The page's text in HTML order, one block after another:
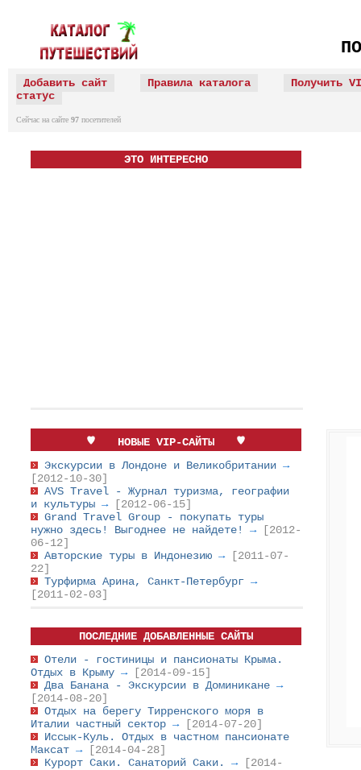
Добавить сайт Правила каталога
Получить
статус
Сейчас на сайте 97 посетителей
ЭТО ИНТЕРЕСНО
НОВЫЕ VIP-САЙТЫ
Экскурсии в Лондоне и Великобритании →
[2012-10-30]
AVS Travel - Журнал туризма, географии
и культуры →
[2012-06-15]
Grand Travel Group - покупать туры
нужно здесь! Выгоднее не найдете! →
[2012-
06-12]
Авторские туры в Индонезию →
[2011-07-
22]
Турфирма Арина, Санкт-Петербург →
[2011-02-03]
ПОСЛЕДНИЕ ДОБАВЛЕННЫЕ САЙТЫ
Отели - гостиницы и пансионаты Крыма.
Отдых в Крыму →
[2014-09-15]
Два Банана - Экскурсии в Доминикане →
[2014-08-20]
Отдых на берегу Тирренского моря в
Италии частный сектор →
[2014-07-20]
Иссык-Куль. Отдых в частном пансионате
Максат →
[2014-04-28]
Курорт Саки. Санаторий Саки. →
[2014-